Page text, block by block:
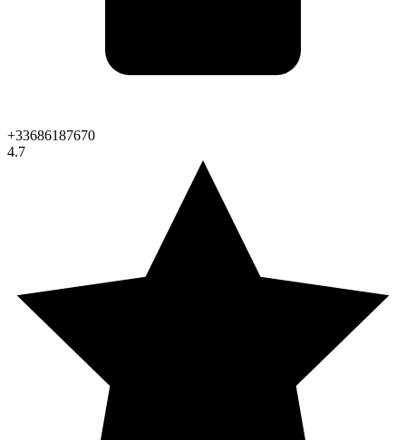
+33686187670
4.7